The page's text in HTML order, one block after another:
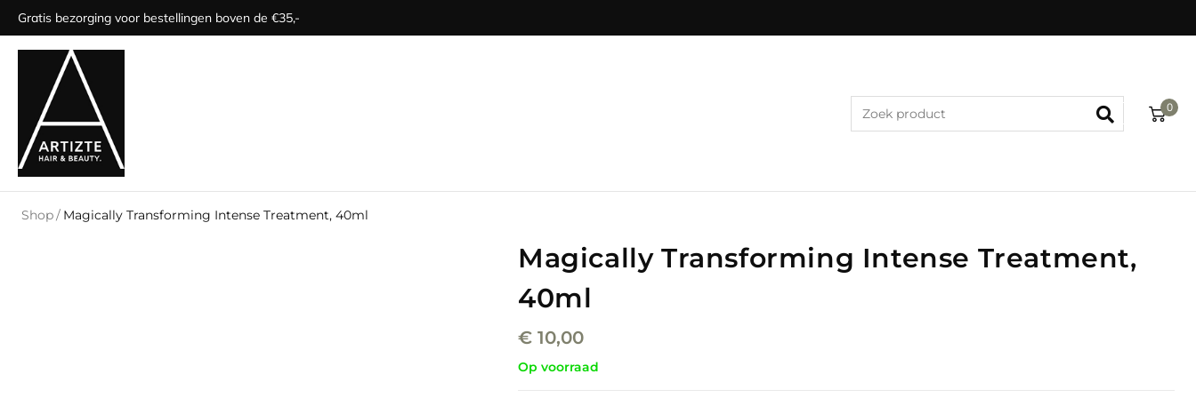
Gratis bezorging voor bestellingen boven de €35,-
0
Shop/ Magically Transforming Intense Treatment, 40ml
Magically Transforming Intense Treatment,
40ml
€10,00
Op voorraad